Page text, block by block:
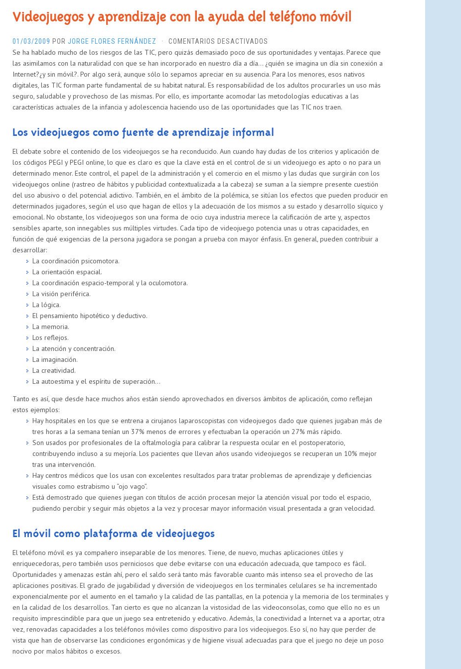
Videojuegos y aprendizaje con la ayuda del teléfono móvil
01/03/2009 POR JORGE FLORES FERNÁNDEZ · COMENTARIOS DESACTIVADOS
VIDEOJUEGOS
Y
APRENDIZAJE
CON
LA
AYUDA
TELÉFONO
Se ha hablado mucho de los riesgos de las TIC, pero quizás demasiado poco de sus oportunidades y ventajas. Parece que
las asimilamos con la naturalidad con que se han incorporado en nuestro día a día… ¿quién se imagina un día sin conexión a
Internet?¿y sin móvil?. Por algo será, aunque sólo lo sepamos apreciar en su ausencia. Para los menores, esos nativos
digitales, las TIC forman parte fundamental de su habitat natural. Es responsabilidad de los adultos procurarles un uso más
seguro, saludable y provechoso de las mismas. Por ello, es importante acomodar las metodologías educativas a las
características actuales de la infancia y adolescencia haciendo uso de las oportunidades que las TIC nos traen.
Los videojuegos como fuente de aprendizaje informal
El debate sobre el contenido de los videojuegos se ha reconducido. Aun cuando hay dudas de los criterios y aplicación de
los códigos PEGI y PEGI online, lo que es claro es que la clave está en el control de si un videojuego es apto o no para un
determinado menor. Este control, el papel de la administración y el comercio en el mismo y las dudas que surgirán con los
videojuegos online (rastreo de hábitos y publicidad contextualizada a la cabeza) se suman a la siempre presente cuestión
del uso abusivo o del potencial adictivo. También, en el ámbito de la polémica, se sitúan los efectos que pueden producir en
determinados jugadores, según el uso que hagan de ellos y la adecuación de los mismos a su estado y desarrollo síquico y
emocional. No obstante, los videojuegos son una forma de ocio cuya industria merece la calificación de arte y, aspectos
sensibles aparte, son innegables sus múltiples virtudes. Cada tipo de videojuego potencia unas u otras capacidades, en
función de qué exigencias de la persona jugadora se pongan a prueba con mayor énfasis. En general, pueden contribuir a
desarrollar:
La coordinación psicomotora.
La orientación espacial.
La coordinación espacio-temporal y la oculomotora.
La visión periférica.
La lógica.
El pensamiento hipotético y deductivo.
La memoria.
Los reflejos.
La atención y concentración.
La imaginación.
La creatividad.
La autoestima y el espíritu de superación…
Tanto es así, que desde hace muchos años están siendo aprovechados en diversos ámbitos de aplicación, como reflejan
estos ejemplos:
Hay hospitales en los que se entrena a cirujanos laparoscopistas con videojuegos dado que quienes jugaban más de
tres horas a la semana tenían un 37% menos de errores y efectuaban la operación un 27% más rápido.
Son usados por profesionales de la oftalmología para calibrar la respuesta ocular en el postoperatorio,
contribuyendo incluso a su mejoría. Los pacientes que llevan años usando videojuegos se recuperan un 10% mejor
tras una intervención.
Hay centros médicos que los usan con excelentes resultados para tratar problemas de aprendizaje y deficiencias
visuales como estrabismo u “ojo vago”.
Está demostrado que quienes juegan con títulos de acción procesan mejor la atención visual por todo el espacio,
pudiendo percibir y seguir más objetos a la vez y procesar mayor información visual presentada a gran velocidad.
El móvil como plataforma de videojuegos
El teléfono móvil es ya compañero inseparable de los menores. Tiene, de nuevo, muchas aplicaciones útiles y
enriquecedoras, pero también usos perniciosos que debe evitarse con una educación adecuada, que tampoco es fácil.
Oportunidades y amenazas están ahí, pero el saldo será tanto más favorable cuanto más intenso sea el provecho de las
aplicaciones positivas. El grado de jugabilidad y diversión de videojuegos en los terminales celulares se ha incrementado
exponencialmente por el aumento en el tamaño y la calidad de las pantallas, en la potencia y la memoria de los terminales y
en la calidad de los desarrollos. Tan cierto es que no alcanzan la vistosidad de las videoconsolas, como que ello no es un
requisito imprescindible para que un juego sea entretenido y educativo. Además, la conectividad a Internet va a aportar, otra
vez, renovadas capacidades a los teléfonos móviles como dispositivo para los videojuegos. Eso sí, no hay que perder de
vista que han de observarse las condiciones ergonómicas y de higiene visual adecuadas para que el juego no deje un poso
nocivo por malos hábitos o excesos.